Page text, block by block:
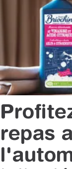
repas